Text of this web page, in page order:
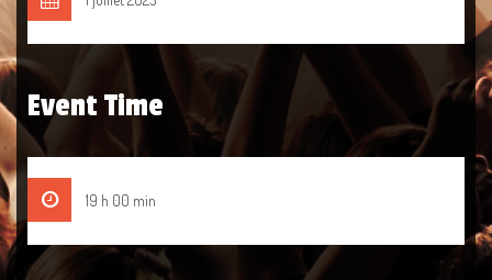
Event Time
19 h 00 min